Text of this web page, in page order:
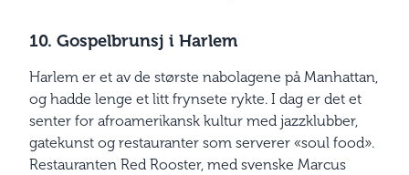
10. Gospelbrunsj i Harlem
Harlem er et av de største nabolagene på Manhattan,
og hadde lenge et litt frynsete rykte. I dag er det et
senter for afroameri­kansk kultur med jazzklubber,
gatekunst og restauranter som serverer «soul food».
Restauranten Red Rooster, med svenske Marcus